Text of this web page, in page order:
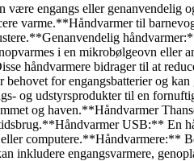
engangs eller genanvendelig
varme.**Håndvarmer til
i en mikrobølgeovn
håndvarmere bidrager til at
for engangsbatterier og
og udstyrsprodukter til en
og haven.**Håndvarmer
USB:** En
computere.**Håndvarmere:**
engangsvarmere,